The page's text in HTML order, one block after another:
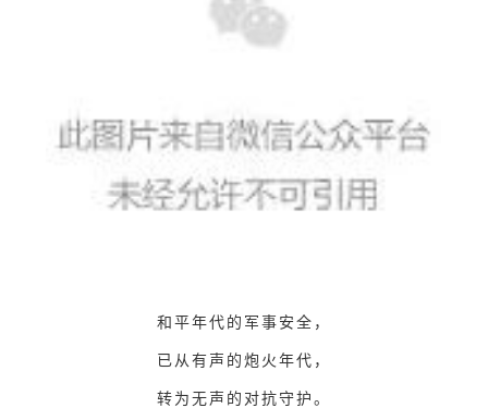
和平年代的军事安全，
已从有声的炮火年代，
转为无声的对抗守护。